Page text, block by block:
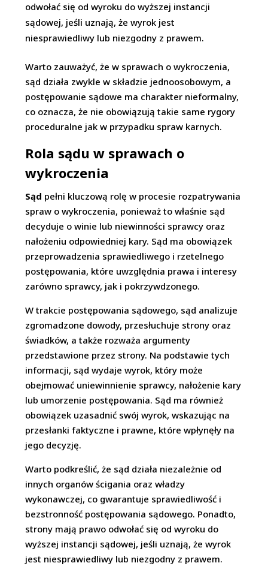
odwołać się od wyroku do wyższej instancji
sądowej, jeśli uznają, że wyrok jest
niesprawiedliwy lub niezgodny z prawem.
Warto zauważyć, że w sprawach o wykroczenia,
sąd działa zwykle w składzie jednoosobowym, a
postępowanie sądowe ma charakter nieformalny,
co oznacza, że nie obowiązują takie same rygory
proceduralne jak w przypadku spraw karnych.
Rola sądu w sprawach o
wykroczenia
Sąd pełni kluczową rolę w procesie rozpatrywania
spraw o wykroczenia, ponieważ to właśnie sąd
decyduje o winie lub niewinności sprawcy oraz
nałożeniu odpowiedniej kary. Sąd ma obowiązek
przeprowadzenia sprawiedliwego i rzetelnego
postępowania, które uwzględnia prawa i interesy
zarówno sprawcy, jak i pokrzywdzonego.
W trakcie postępowania sądowego, sąd analizuje
zgromadzone dowody, przesłuchuje strony oraz
świadków, a także rozważa argumenty
przedstawione przez strony. Na podstawie tych
informacji, sąd wydaje wyrok, który może
obejmować uniewinnienie sprawcy, nałożenie kary
lub umorzenie postępowania. Sąd ma również
obowiązek uzasadnić swój wyrok, wskazując na
przesłanki faktyczne i prawne, które wpłynęły na
jego decyzję.
Warto podkreślić, że sąd działa niezależnie od
innych organów ścigania oraz władzy
wykonawczej, co gwarantuje sprawiedliwość i
bezstronność postępowania sądowego. Ponadto,
strony mają prawo odwołać się od wyroku do
wyższej instancji sądowej, jeśli uznają, że wyrok
jest niesprawiedliwy lub niezgodny z prawem.